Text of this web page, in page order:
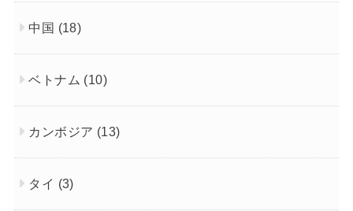
中国 (18)
ベトナム (10)
カンボジア (13)
タイ (3)